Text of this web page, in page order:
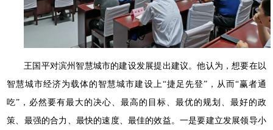
王国平对滨州智慧城市的建设发展提出建议。他认为，想要在以
智慧城市经济为载体的智慧城市建设上“捷足先登”，从而“赢者通
吃”，必然要有最大的决心、最高的目标、最优的规划、最好的政
策、最强的合力、最快的速度、最佳的效益。一是要建立发展领导小